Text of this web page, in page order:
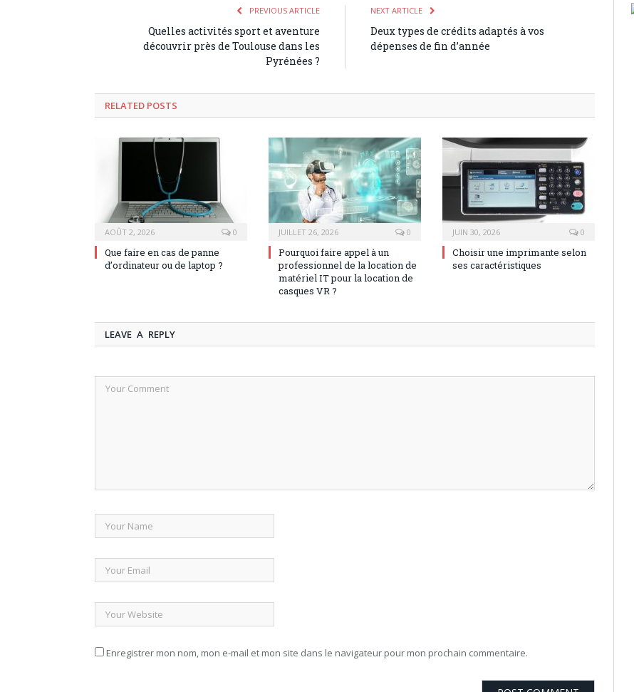
PREVIOUS ARTICLE
Quelles activités sport et aventure
découvrir près de Toulouse dans les
Pyrénées ?
NEXT ARTICLE
Deux types de crédits adaptés à vos
dépenses de fin d’année
RELATED POSTS
AOÛT 2, 2026 0
Que faire en cas de panne
d’ordinateur ou de laptop ?
JUILLET 26, 2026 0
Pourquoi faire appel à un
professionnel de la location de
matériel IT pour la location de
casques VR ?
JUIN 30, 2026 0
Choisir une imprimante selon
ses caractéristiques
LEAVE A REPLY
Enregistrer mon nom, mon e-mail et mon site dans le navigateur pour mon prochain commentaire.